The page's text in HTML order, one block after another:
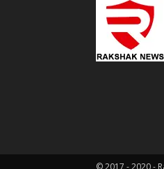
© 2017 - 2020 -